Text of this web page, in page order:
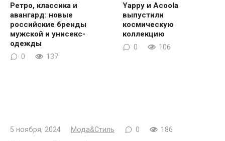
Ретро, классика и
авангард: новые
российские бренды
мужской и унисекс-
одежды
0 137
Yappy и Acoola
выпустили
космическую
коллекцию
0 106
5 ноября, 2024 Мода&Стиль 0 186